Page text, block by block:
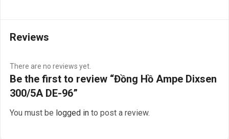
Reviews
There are no reviews yet.
Be the first to review “Đồng Hồ Ampe Dixsen
300/5A DE-96”
You must be logged in to post a review.